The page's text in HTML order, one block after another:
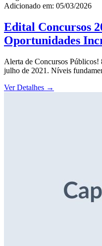
Adicionado em: 05/03/2026
Edital Concursos
Oportunidades
Alerta de Concursos
julho de 2021. Níveis
Ver Detalhes →